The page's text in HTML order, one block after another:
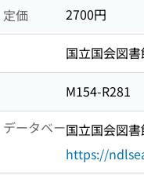
定価 2700円
国立国会図
M154-R281
ータベー国立国会図
https://